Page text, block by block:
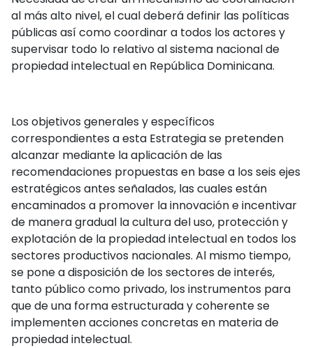
al más alto nivel, el cual deberá definir las políticas
públicas así como coordinar a todos los actores y
supervisar todo lo relativo al sistema nacional de
propiedad intelectual en República Dominicana.
Los objetivos generales y específicos
correspondientes a esta Estrategia se pretenden
alcanzar mediante la aplicación de las
recomendaciones propuestas en base a los seis ejes
estratégicos antes señalados, las cuales están
encaminados a promover la innovación e incentivar
de manera gradual la cultura del uso, protección y
explotación de la propiedad intelectual en todos los
sectores productivos nacionales. Al mismo tiempo,
se pone a disposición de los sectores de interés,
tanto público como privado, los instrumentos para
que de una forma estructurada y coherente se
implementen acciones concretas en materia de
propiedad intelectual.